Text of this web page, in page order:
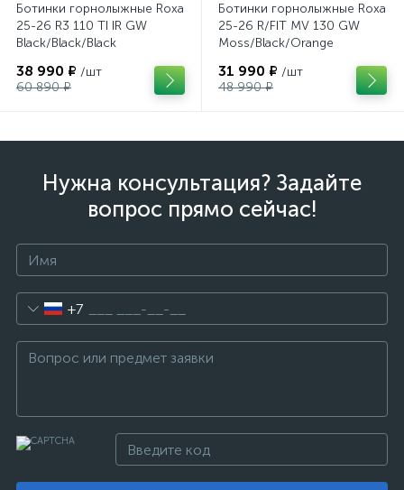
Ботинки горнолыжные Roxa
25-26 R3 110 TI IR GW
Black/Black/Black
38 990 ₽ /шт
60 890 ₽
Ботинки горнолыжные Roxa
25-26 R/FIT MV 130 GW
Moss/Black/Orange
31 990 ₽ /шт
48 990 ₽
Нужна консультация? Задайте
вопрос прямо сейчас!
+7